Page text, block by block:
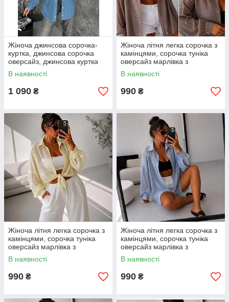
Жіноча джинсова сорочка-
куртка, джинсова сорочка
оверсайз, джинсова куртка
жіноча 42-48
В наявності
1 090 ₴
Жіноча літня легка сорочка з
камінцями, сорочка туніка
оверсайз марлівка з
камінцями розмір 42–52
В наявності
990 ₴
Жіноча літня легка сорочка з
камінцями, сорочка туніка
оверсайз марлівка з
камінцями розмір 42–52
В наявності
990 ₴
Жіноча літня легка сорочка з
камінцями, сорочка туніка
оверсайз марлівка з
камінцями розмір 42–52
В наявності
990 ₴